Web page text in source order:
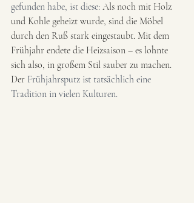
gefunden habe, ist diese: Als noch mit Holz
und Kohle geheizt wurde, sind die Möbel
durch den Ruß stark eingestaubt. Mit dem
Frühjahr endete die Heizsaison – es lohnte
sich also, in großem Stil sauber zu machen.
Der Frühjahrsputz ist tatsächlich eine
Tradition in vielen Kulturen.